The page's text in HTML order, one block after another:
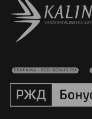
РЕКЛАМА • RZD-BONUS.RU